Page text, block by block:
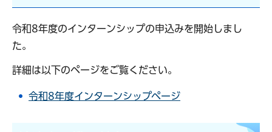
令和8年度のインターンシップの申込みを開始しまし
た。
詳細は以下のページをご覧ください。
令和8年度インターンシップページ